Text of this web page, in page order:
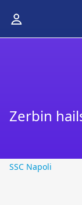
Zerbin
SSC Napoli